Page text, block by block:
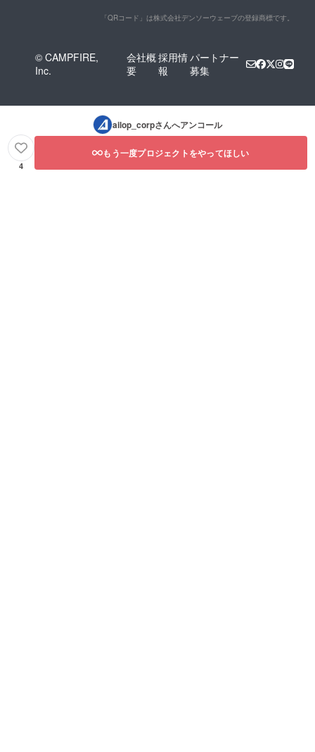
「QRコード」は株式会社デンソーウェーブの登録商標です。
© CAMPFIRE,
Inc.
会社概
要
採用情
報
パートナー
募集
ailop_corpさんへアンコール
4
もう一度プロジェクトをやってほしい